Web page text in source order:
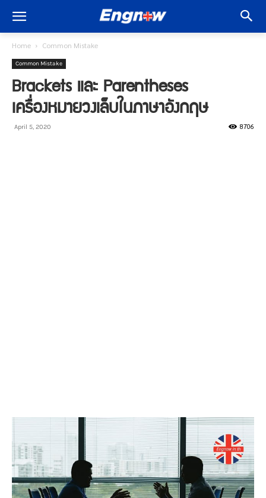
Home Common Mistake
Common Mistake
Brackets และ Parentheses
เครื่องหมายวงเล็บในภาษาอังกฤษ
April 5, 2020 8706